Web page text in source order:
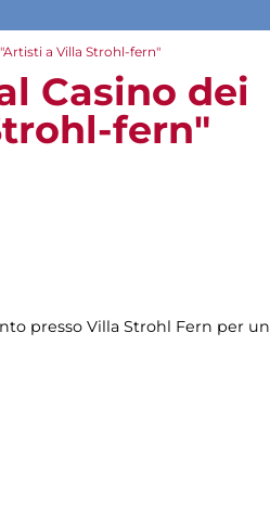
a Villa Strohl-fern"
Casino dei
fern"
presso Villa Strohl Fern per un